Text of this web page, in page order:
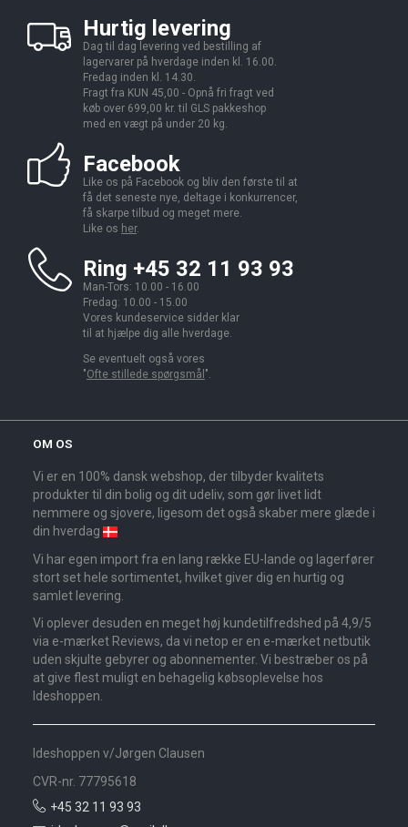
Hurtig levering
Dag til dag levering ved bestilling af
lagervarer på hverdage inden kl. 16.00.
Fredag inden kl. 14.30.
Fragt fra KUN 45,00 - Opnå fri fragt ved
køb over 699,00 kr. til GLS pakkeshop
med en vægt på under 20 kg.
Facebook
Like os på Facebook og bliv den første til at
få det seneste nye, deltage i konkurrencer,
få skarpe tilbud og meget mere.
Like os her.
Ring +45 32 11 93 93
Man-Tors: 10.00 - 16.00
Fredag: 10.00 - 15.00
Vores kundeservice sidder klar
til at hjælpe dig alle hverdage.
Se eventuelt også vores
"Ofte stillede spørgsmål ".
OM OS
Vi er en 100% dansk webshop, der tilbyder kvalitets
produkter til din bolig og dit udeliv, som gør livet lidt
nemmere og sjovere, ligesom det også skaber mere glæde i
din hverdag
Vi har egen import fra en lang række EU-lande og lagerfører
stort set hele sortimentet, hvilket giver dig en hurtig og
samlet levering.
Vi oplever desuden en meget høj kundetilfredshed på 4,9/5
via e-mærket Reviews, da vi netop er en e-mærket netbutik
uden skjulte gebyrer og abonnementer. Vi bestræber os på
at give flest muligt en behagelig købsoplevelse hos
Ideshoppen.
Ideshoppen v/Jørgen Clausen
CVR-nr. 77795618
+45 32 11 93 93